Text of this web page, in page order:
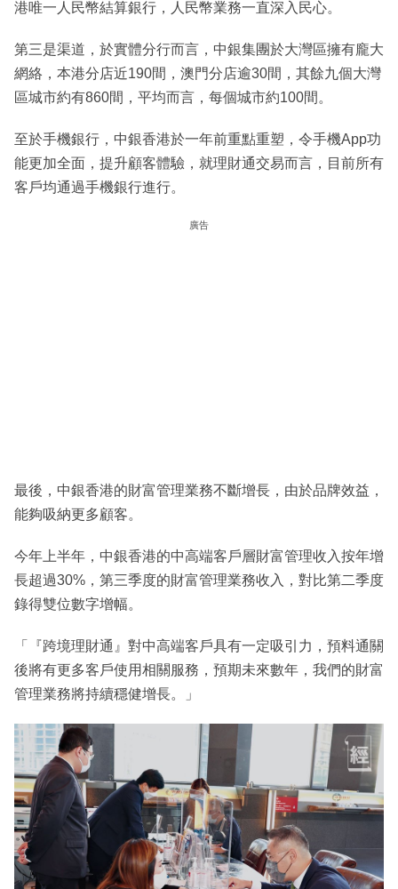
港唯一人民幣結算銀行，人民幣業務一直深入民心。
第三是渠道，於實體分行而言，中銀集團於大灣區擁有龐大
網絡，本港分店近190間，澳門分店逾30間，其餘九個大灣
區城市約有860間，平均而言，每個城市約100間。
至於手機銀行，中銀香港於一年前重點重塑，令手機App功
能更加全面，提升顧客體驗，就理財通交易而言，目前所有
客戶均通過手機銀行進行。
廣告
最後，中銀香港的財富管理業務不斷增長，由於品牌效益，
能夠吸納更多顧客。
今年上半年，中銀香港的中高端客戶層財富管理收入按年增
長超過30%，第三季度的財富管理業務收入，對比第二季度
錄得雙位數字增幅。
「『跨境理財通』對中高端客戶具有一定吸引力，預料通關
後將有更多客戶使用相關服務，預期未來數年，我們的財富
管理業務將持續穩健增長。」